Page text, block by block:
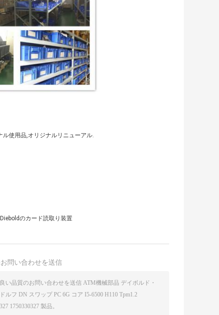
使用品,オリジナルリニューアル.
のカード読取り装置
問い合わせを送信